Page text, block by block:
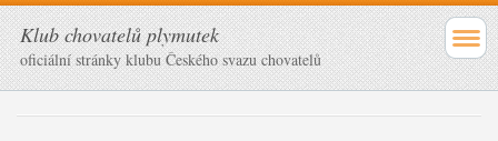
Klub chovatelů plymutek
oficiální stránky klubu Českého svazu chovatelů